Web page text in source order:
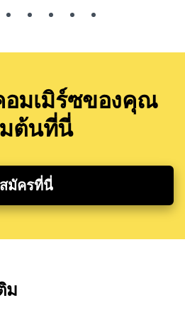
มเมิร์ซของคุณ
มต้นที่นี่
สมัครที่นี่
ม